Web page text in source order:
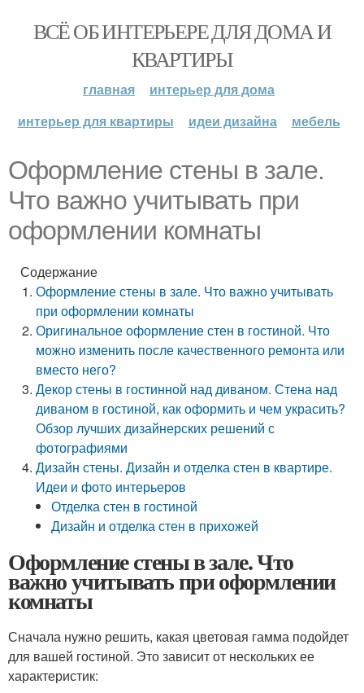
ВСЁ ОБ ИНТЕРЬЕРЕ ДЛЯ ДОМА И
КВАРТИРЫ
главная
интерьер для дома
интерьер для квартиры
идеи дизайна мебель
Оформление стены в зале.
Что важно учитывать при
оформлении комнаты
Содержание
Оформление стены в зале. Что важно учитывать
при оформлении комнаты
Оригинальное оформление стен в гостиной. Что
можно изменить после качественного ремонта или
вместо него?
Декор стены в гостинной над диваном. Стена над
диваном в гостиной, как оформить и чем украсить?
Обзор лучших дизайнерских решений с
фотографиями
Дизайн стены. Дизайн и отделка стен в квартире.
Идеи и фото интерьеров
Отделка стен в гостиной
Дизайн и отделка стен в прихожей
Оформление стены в зале. Что
важно учитывать при оформлении
комнаты
Сначала нужно решить, какая цветовая гамма подойдет
для вашей гостиной. Это зависит от нескольких ее
характеристик: